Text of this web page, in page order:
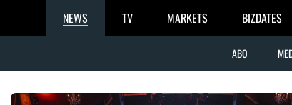
NEWS TV MARKETS BIZDATES
ABO